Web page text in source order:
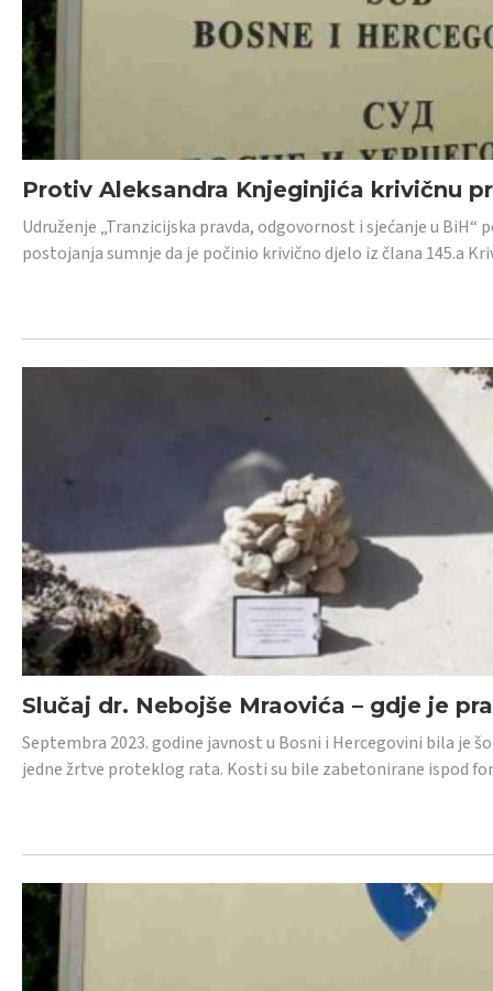
Protiv Aleksandra Knjeginjića krivičnu
Udruženje „Tranzicijska pravda, odgovornost i sjećanje u
postojanja sumnje da je počinio krivično djelo iz člana 145.a
Slučaj dr. Nebojše Mraovića – gdje je
Septembra 2023. godine javnost u Bosni i Hercegovini bila je
jedne žrtve proteklog rata. Kosti su bile zabetonirane ispod